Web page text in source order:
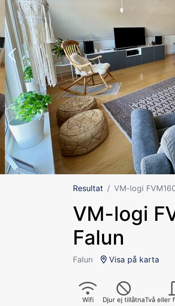
Resultat VM-logi
VM-logi
Falun
Falun Visa på karta
Wifi Djur ej tillåtnaTvå eller